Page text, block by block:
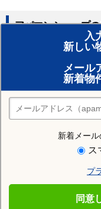
入
新しい
メール
新着物
新着メー
ス
プ
同意
アパマンショップ
賃貸のプロがお部屋探し
おまかせ物件リクエス
住みたい街の店舗を探す
店舗検索
住む街研究所で富